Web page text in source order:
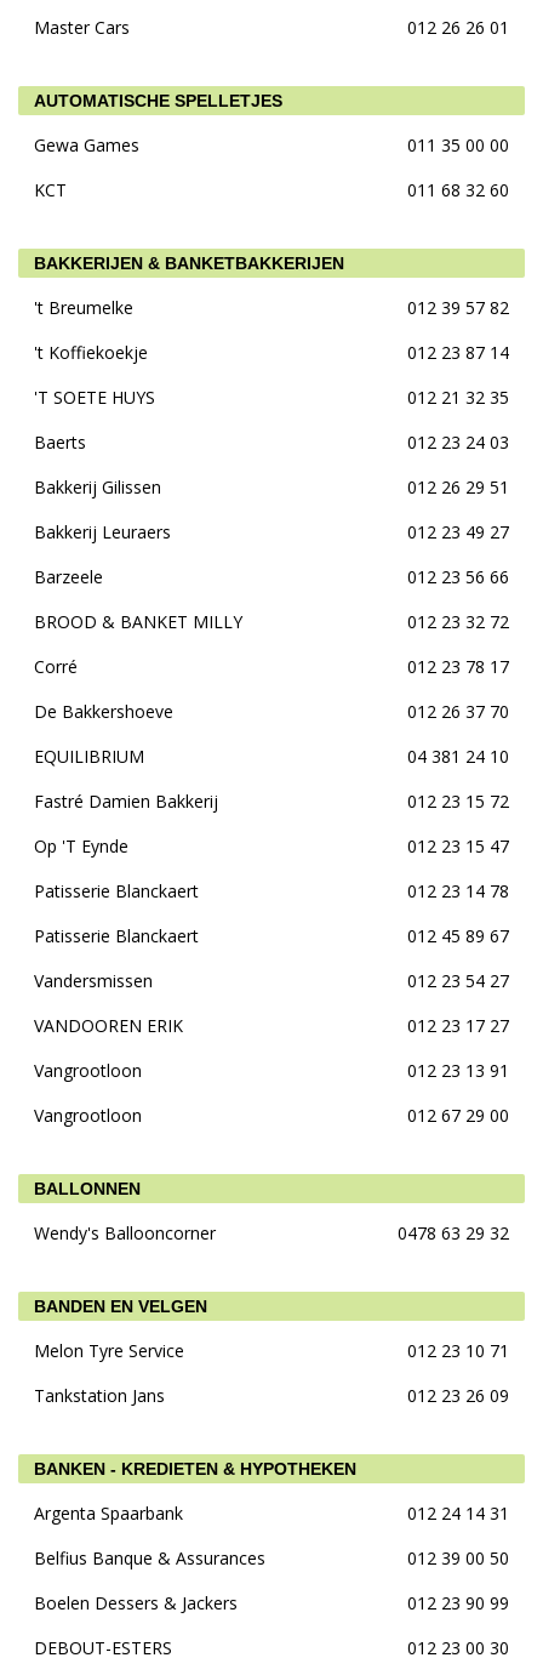
Master Cars 012 26 26 01
AUTOMATISCHE SPELLETJES
Gewa Games
011 35 00 00
KCT
011 68 32 60
BAKKERIJEN & BANKETBAKKERIJEN
't Breumelke
012 39 57 82
't Koffiekoekje
012 23 87 14
'T SOETE HUYS
012 21 32 35
Baerts
012 23 24 03
Bakkerij Gilissen
012 26 29 51
Bakkerij Leuraers
012 23 49 27
Barzeele
012 23 56 66
BROOD & BANKET MILLY
012 23 32 72
Corré
012 23 78 17
De Bakkershoeve
012 26 37 70
EQUILIBRIUM
04 381 24 10
Fastré Damien Bakkerij
012 23 15 72
Op 'T Eynde
012 23 15 47
Patisserie Blanckaert
012 23 14 78
Patisserie Blanckaert
012 45 89 67
Vandersmissen
012 23 54 27
VANDOOREN ERIK
012 23 17 27
Vangrootloon
012 23 13 91
Vangrootloon
012 67 29 00
BALLONNEN
Wendy's Ballooncorner 0478 63 29 32
BANDEN EN VELGEN
Melon Tyre Service
012 23 10 71
Tankstation Jans
012 23 26 09
BANKEN - KREDIETEN & HYPOTHEKEN
Argenta Spaarbank
012 24 14 31
Belfius Banque & Assurances
012 39 00 50
Boelen Dessers & Jackers
012 23 90 99
DEBOUT-ESTERS
012 23 00 30